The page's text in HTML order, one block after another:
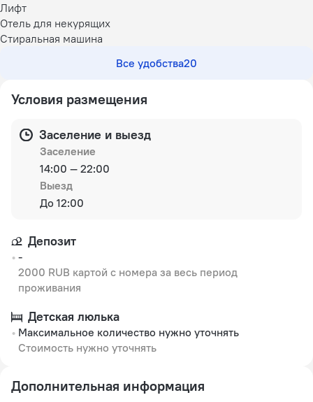
Лифт
Отель для некурящих
Стиральная машина
Все удобства20
Условия размещения
Заселение и выезд
Заселение
14:00 — 22:00
Выезд
До 12:00
Депозит
-
2000 RUB картой с номера за весь период
проживания
Детская люлька
Максимальное количество нужно уточнять
Стоимость нужно уточнять
Дополнительная информация